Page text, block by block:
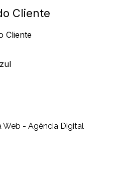
Cliente
Cliente
Web - Agência Digital